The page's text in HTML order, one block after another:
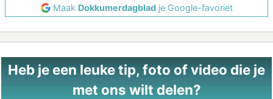
Maak Dokkumerdagbladje Google-favoriet
Heb je een leuke tip, foto of video die je
met ons wilt delen?